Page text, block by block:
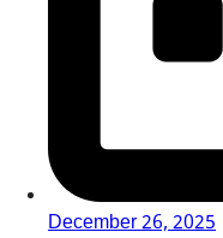
December 26, 2025